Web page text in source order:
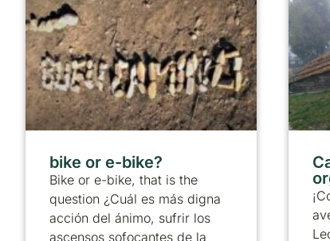
bike or e-bike?
Bike or e-bike, that is the
question ¿Cuál es más digna
acción del ánimo, sufrir los
ascensos sofocantes de la